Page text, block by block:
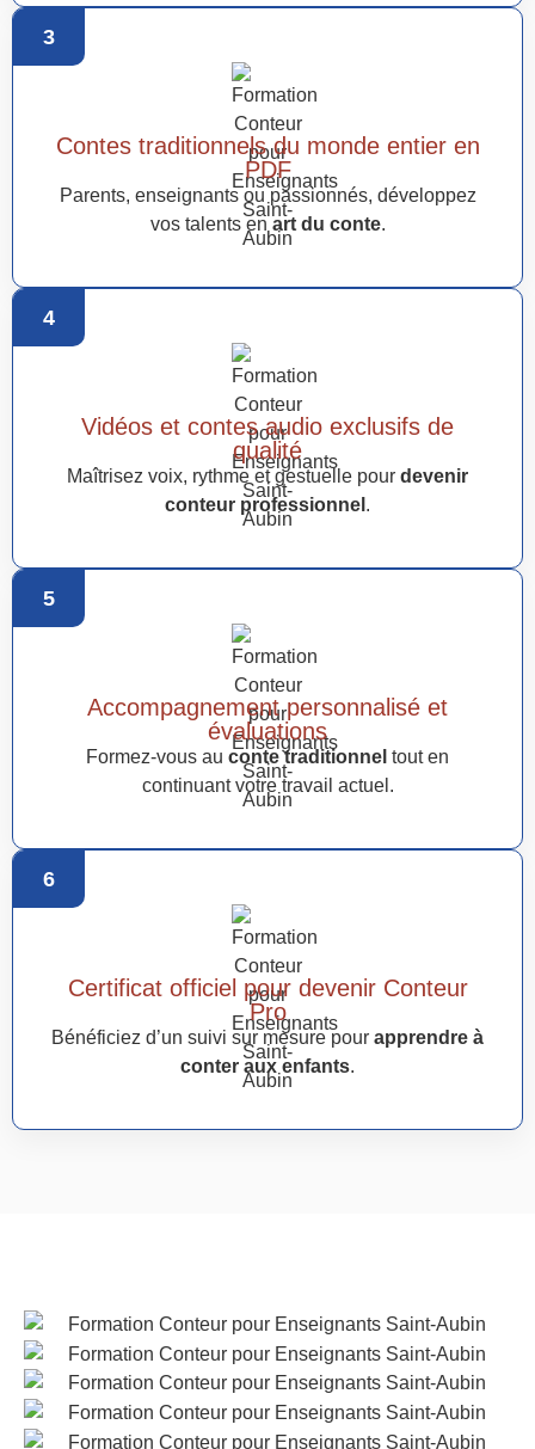
3
Contes traditionnels du monde entier en
PDF
Parents, enseignants ou passionnés, développez
vos talents en art du conte.
4
Vidéos et contes audio exclusifs de
qualité
Maîtrisez voix, rythme et gestuelle pour devenir
conteur professionnel .
5
Accompagnement personnalisé et
évaluations
Formez-vous au conte traditionnel tout en
continuant votre travail actuel.
6
Certificat officiel pour devenir Conteur
Pro
Bénéficiez d’un suivi sur mesure pour apprendre à
conter aux enfants.